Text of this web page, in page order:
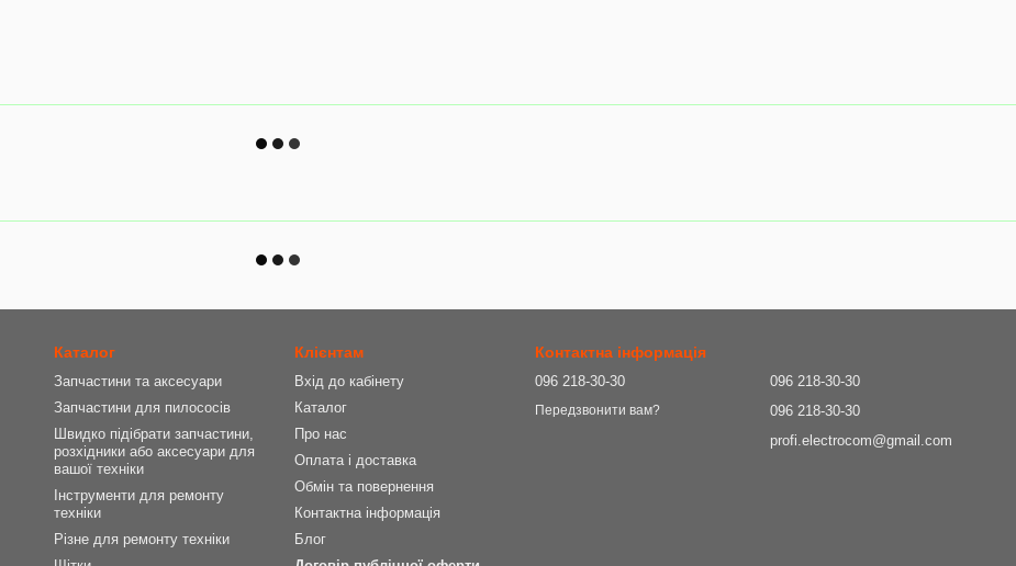
Каталог
Запчастини та аксесуари
Запчастини для пилососів
Швидко підібрати запчастини,
розхідники або аксесуари для
вашої техніки
Інструменти для ремонту
техніки
Різне для ремонту техніки
Клієнтам
Вхід до кабінету
Каталог
Про нас
Оплата і доставка
Обмін та повернення
Контактна інформація
Блог
Контактна інформація
096 218-30-30
Передзвонити вам?
096 218-30-30
096 218-30-30
profi.electrocom@gmail.com